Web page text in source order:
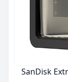
SanDisk